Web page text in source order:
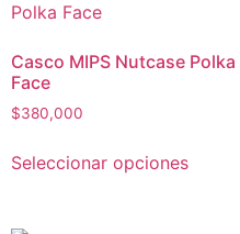
Casco MIPS Nutcase Polka
Face
$380,000
Seleccionar opciones